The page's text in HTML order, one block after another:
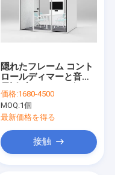
隠れたフレーム コント
ロールディマーと音響
ット 勉強のために
価格:1680-4500
MOQ:1個
最新価格を得る
接触